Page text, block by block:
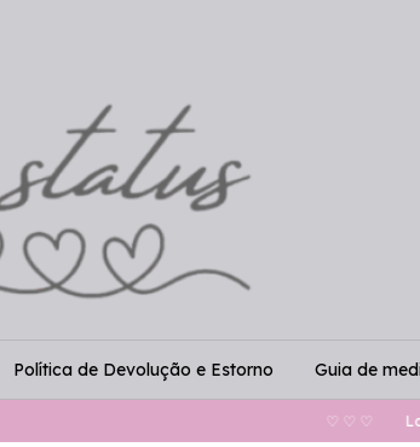
Política de Devolução e Estorno Guia de
Lauane Status ♡ ♡